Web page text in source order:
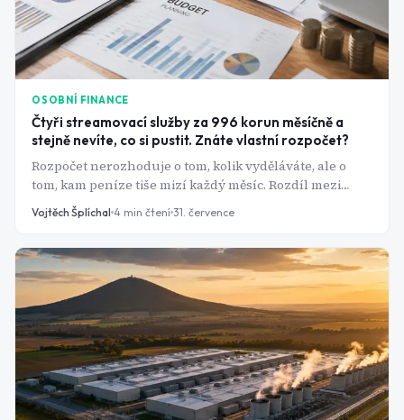
OSOBNÍ FINANCE
Čtyři streamovací služby za 996 korun měsíčně a
stejně nevíte, co si pustit. Znáte vlastní rozpočet?
Rozpočet nerozhoduje o tom, kolik vyděláváte, ale o
tom, kam peníze tiše mizí každý měsíc. Rozdíl mezi
fixními a variabilními výdaji je přitom klíč, který většina
lidí nikdy pořádně nepoužije.
Vojtěch Šplíchal 4 min čtení 31. července